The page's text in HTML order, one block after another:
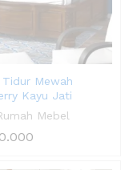
Mewah
Kayu Jati
Mebel